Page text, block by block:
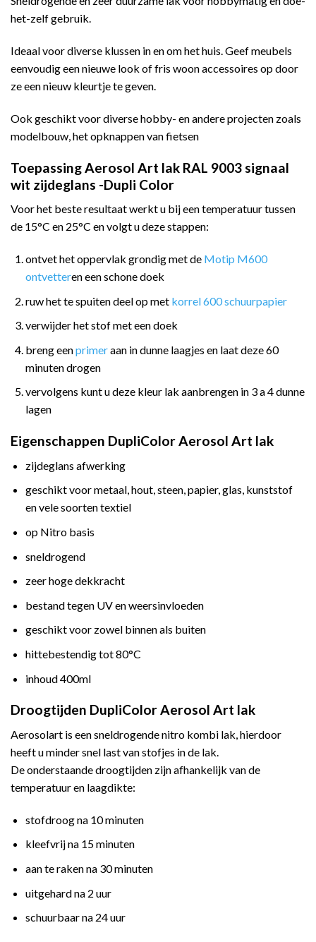
het-zelf gebruik.
Ideaal voor diverse klussen in en om het huis. Geef meubels
eenvoudig een nieuwe look of fris woon accessoires op door
ze een nieuw kleurtje te geven.
Ook geschikt voor diverse hobby- en andere projecten zoals
modelbouw, het opknappen van fietsen
Toepassing Aerosol Art lak RAL 9003 signaal
wit zijdeglans -Dupli Color
Voor het beste resultaat werkt u bij een temperatuur tussen
de 15°C en 25°C en volgt u deze stappen:
ontvet het oppervlak grondig met de Motip M600
ontvetteren een schone doek
ruw het te spuiten deel op met korrel 600 schuurpapier
verwijder het stof met een doek
breng eenprimeraan in dunne laagjes en laat deze 60
minuten drogen
vervolgens kunt u deze kleur lak aanbrengen in 3 a 4 dunne
lagen
Eigenschappen DupliColor Aerosol Art lak
zijdeglans afwerking
geschikt voor metaal, hout, steen, papier, glas, kunststof
en vele soorten textiel
op Nitro basis
sneldrogend
zeer hoge dekkracht
bestand tegen UV en weersinvloeden
geschikt voor zowel binnen als buiten
hittebestendig tot 80°C
inhoud 400ml
Droogtijden DupliColor Aerosol Art lak
Aerosolart is een sneldrogende nitro kombi lak, hierdoor
heeft u minder snel last van stofjes in de lak.
De onderstaande droogtijden zijn afhankelijk van de
temperatuur en laagdikte:
stofdroog na 10 minuten
kleefvrij na 15 minuten
aan te raken na 30 minuten
uitgehard na 2 uur
schuurbaar na 24 uur